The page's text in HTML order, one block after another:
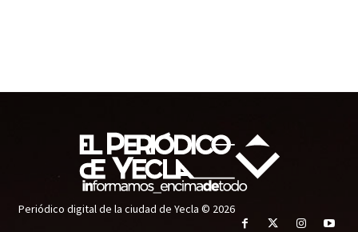
Periódico digital de la ciudad de Yecla © 2026